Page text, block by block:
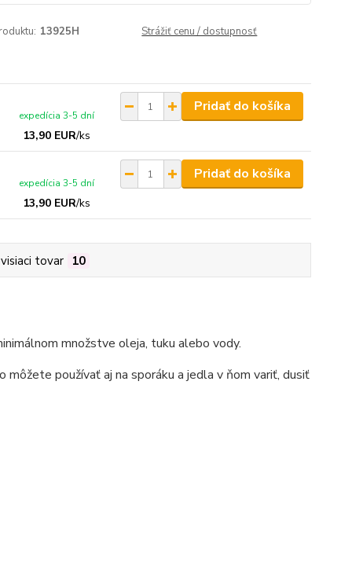
13925H Strážiť cenu / dostupnosť
13,90 EUR/ks
expedícia 3-5 dní
Pridať do košíka
13,90 EUR/ks
expedícia 3-5 dní
Pridať do košíka
tovar 10
množstve oleja, tuku alebo vody.
môžete používať aj na sporáku a jedla v ňom variť, dusiť